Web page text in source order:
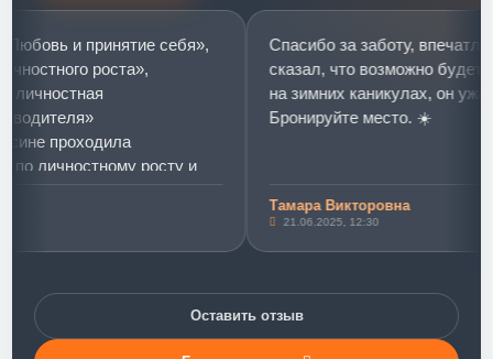
и принятие себя»,
роста»,
проходила
росту и
слониках»)))
уровня
Такого мощного
не было. Тренинг
Спасибо за заботу, впечатлений
сказал, что возможно будет в
на зимних каникулах, он уже
Бронируйте место. ☀️
Тамара Викторовна
21.06.2025, 12:30
Оставить отзыв